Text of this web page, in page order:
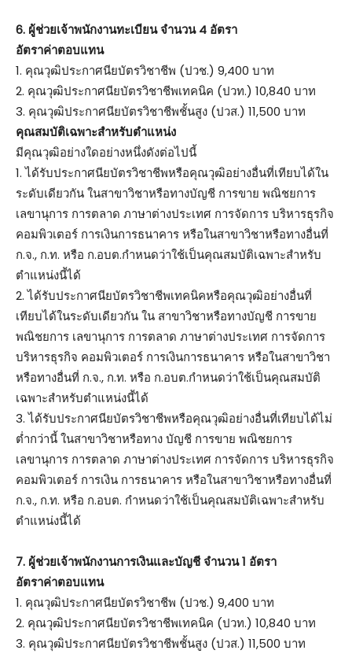
6. ผู้ช่วยเจ้าพนักงานทะเบียน จำนวน 4 อัตรา
อัตราค่าตอบแทน
1. คุณวุฒิประกาศนียบัตรวิชาชีพ (ปวช.) 9,400 บาท
2. คุณวุฒิประกาศนียบัตรวิชาชีพเทคนิค (ปวท.) 10,840 บาท
3. คุณวุฒิประกาศนียบัตรวิชาชีพชั้นสูง (ปวส.) 11,500 บาท
คุณสมบัติเฉพาะสำหรับตำแหน่ง
มีคุณวุฒิอย่างใดอย่างหนึ่งดังต่อไปนี้
1. ได้รับประกาศนียบัตรวิชาชีพหรือคุณวุฒิอย่างอื่นที่เทียบได้ใน
ระดับเดียวกัน ในสาขาวิชาหรือทางบัญชี การขาย พณิชยการ
เลขานุการ การตลาด ภาษาต่างประเทศ การจัดการ บริหารธุรกิจ
คอมพิวเตอร์ การเงินการธนาคาร หรือในสาขาวิชาหรือทางอื่นที่
ก.จ., ก.ท. หรือ ก.อบต.กำหนดว่าใช้เป็นคุณสมบัติเฉพาะสำหรับ
ตำแหน่งนี้ได้
2. ได้รับประกาศนียบัตรวิชาชีพเทคนิคหรือคุณวุฒิอย่างอื่นที่
เทียบได้ในระดับเดียวกัน ใน สาขาวิชาหรือทางบัญชี การขาย
พณิชยการ เลขานุการ การตลาด ภาษาต่างประเทศ การจัดการ
บริหารธุรกิจ คอมพิวเตอร์ การเงินการธนาคาร หรือในสาขาวิชา
หรือทางอื่นที่ ก.จ., ก.ท. หรือ ก.อบต.กำหนดว่าใช้เป็นคุณสมบัติ
เฉพาะสำหรับตำแหน่งนี้ได้
3. ได้รับประกาศนียบัตรวิชาชีพหรือคุณวุฒิอย่างอื่นที่เทียบได้ไม่
ต่ำกว่านี้ ในสาขาวิชาหรือทาง บัญชี การขาย พณิชยการ
เลขานุการ การตลาด ภาษาต่างประเทศ การจัดการ บริหารธุรกิจ
คอมพิวเตอร์ การเงิน การธนาคาร หรือในสาขาวิชาหรือทางอื่นที่
ก.จ., ก.ท. หรือ ก.อบต. กำหนดว่าใช้เป็นคุณสมบัติเฉพาะสำหรับ
ตำแหน่งนี้ได้
7. ผู้ช่วยเจ้าพนักงานการเงินและบัญชี จำนวน 1 อัตรา
อัตราค่าตอบแทน
1. คุณวุฒิประกาศนียบัตรวิชาชีพ (ปวช.) 9,400 บาท
2. คุณวุฒิประกาศนียบัตรวิชาชีพเทคนิค (ปวท.) 10,840 บาท
3. คุณวุฒิประกาศนียบัตรวิชาชีพชั้นสูง (ปวส.) 11,500 บาท